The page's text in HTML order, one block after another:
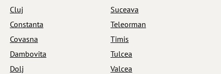
Cluj
Constanta
Covasna
Dambovita
Dolj
Suceava
Teleorman
Timis
Tulcea
Valcea